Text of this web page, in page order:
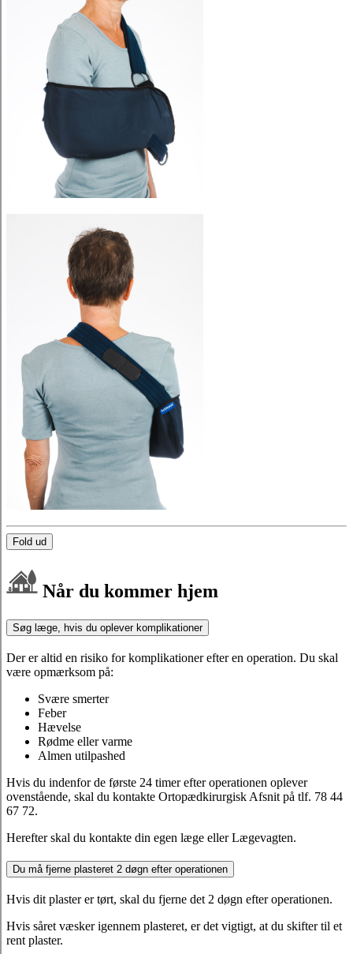
Fold ud
Når du kommer hjem
Søg læge, hvis du oplever komplikationer
Der er altid en risiko for komplikationer efter en operation. Du skal
være opmærksom på:
Svære smerter
Feber
Hævelse
Rødme eller varme
Almen utilpashed
Hvis du indenfor de første 24 timer efter operationen oplever
ovenstående, skal du kontakte Ortopædkirurgisk Afsnit på tlf. 78 44
67 72.
Herefter skal du kontakte din egen læge eller Lægevagten.
Du må fjerne plasteret 2 døgn efter operationen
Hvis dit plaster er tørt, skal du fjerne det 2 døgn efter operationen.
Hvis såret væsker igennem plasteret, er det vigtigt, at du skifter til et
rent plaster.